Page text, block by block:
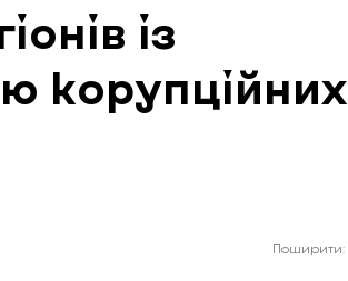
із
корупційних
Поширити: